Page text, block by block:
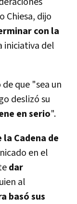
Chiesa, dijo
con la
iniciativa del
que "sea un
deslizó su
en serio".
Cadena de
en el
dar
al
basó sus